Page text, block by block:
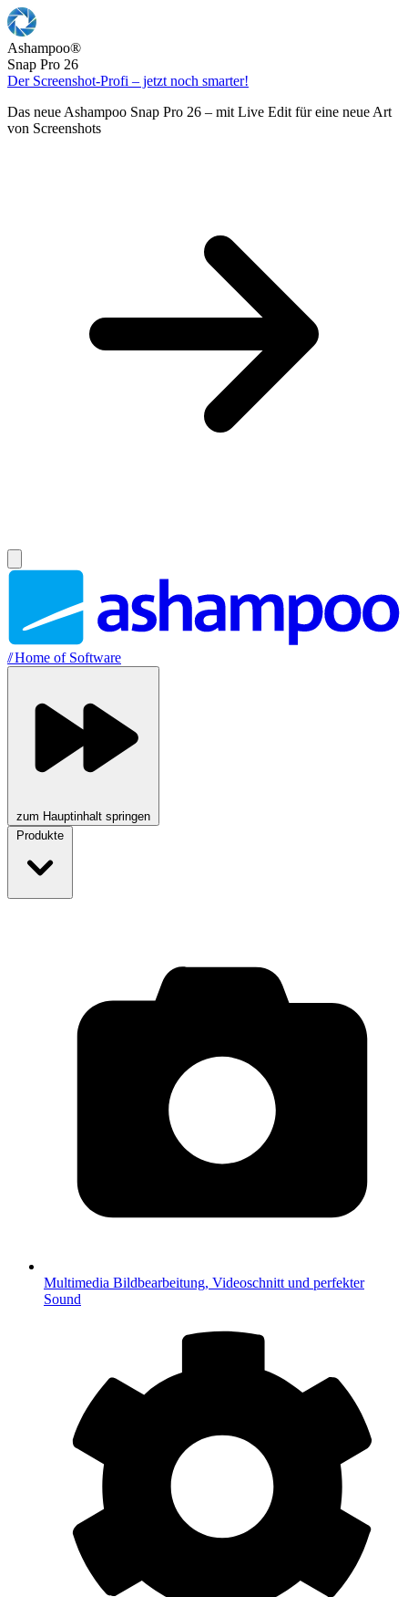
Ashampoo®
Snap Pro 26
Der Screenshot-Profi – jetzt noch smarter!
Das neue Ashampoo Snap Pro 26 – mit Live Edit für eine neue Art
von Screenshots
//Home of Software
zum Hauptinhalt springen
Produkte
Multimedia Bildbearbeitung, Videoschnitt und perfekter
Sound